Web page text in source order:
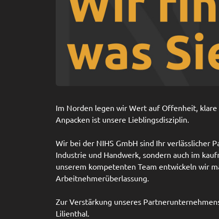
Im Norden legen wir Wert auf Offenheit,
Anpacken ist unsere Lieblingsdisziplin.
Wir bei der NIHS GmbH sind Ihr verlässlicher
Industrie und Handwerk, sondern auch im
unserem kompetenten Team entwickeln wir
Arbeitnehmerüberlassung.
Zur Verstärkung unseres
Lilienthal.